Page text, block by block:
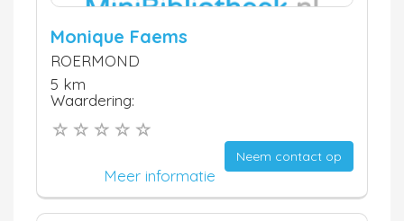
Monique Faems
ROERMOND
5 km
Waardering:
Neem contact op
Meer informatie